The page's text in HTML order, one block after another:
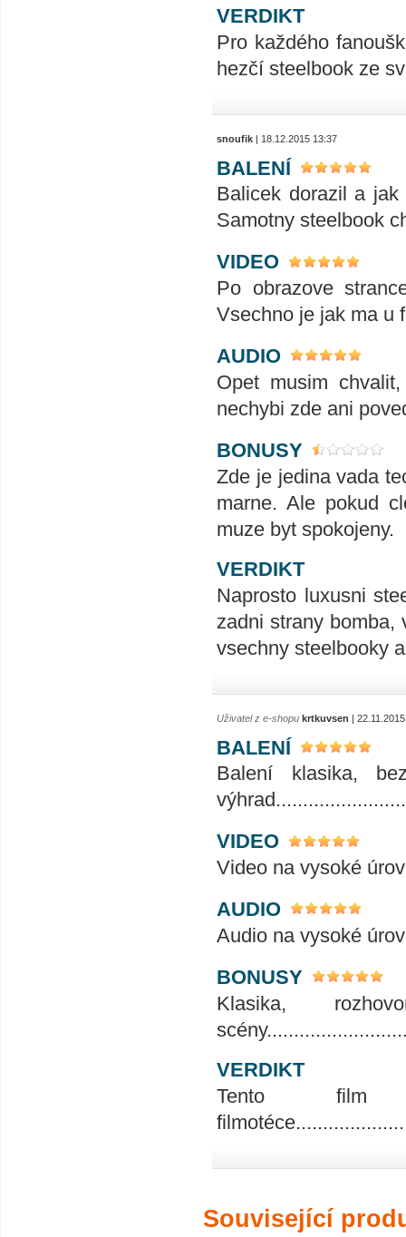
VERDIKT
Pro každého
hezčí steelbook ze
snoufik | 18.12.2015 13:37
BALENÍ
Balicek dorazil a
Samotny steelbook
VIDEO
Po obrazove
Vsechno je jak ma u
AUDIO
Opet musim
nechybi zde ani
BONUSY
Zde je jedina vada
marne. Ale pokud
muze byt spokojeny.
VERDIKT
Naprosto luxusni
zadni strany bomba,
vsechny steelbooky
Uživatel z e-shopu krtkuvsen |
BALENÍ
Balení klasika,
VIDEO
Video na vysoké
AUDIO
Audio na vysoké
BONUSY
Klasika,
VERDIKT
Tento
Související